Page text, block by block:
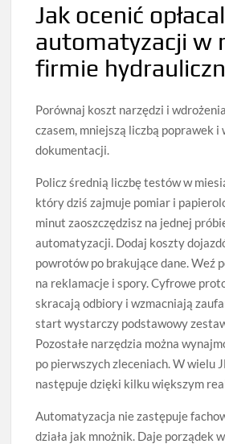
Jak ocenić
automatyzacji w
firmie
Porównaj koszt narzędzi i
czasem, mniejszą liczbą poprawek
dokumentacji.
Policz średnią liczbę testów w
który dziś zajmuje pomiar i
minut zaoszczędzisz na jednej
automatyzacji. Dodaj koszty
powrotów po brakujące dane. Weź
na reklamacje i spory. Cyfrowe
skracają odbiory i wzmacniają
start wystarczy podstawowy
Pozostałe narzędzia można
po pierwszych zleceniach. W wielu
następuje dzięki kilku większym
Automatyzacja nie zastępuje
działa jak mnożnik. Daje porządek